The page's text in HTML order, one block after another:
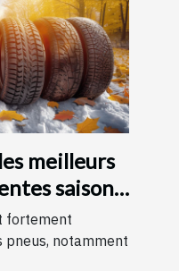
meilleurs
saisons
fortement
pneus, notamment